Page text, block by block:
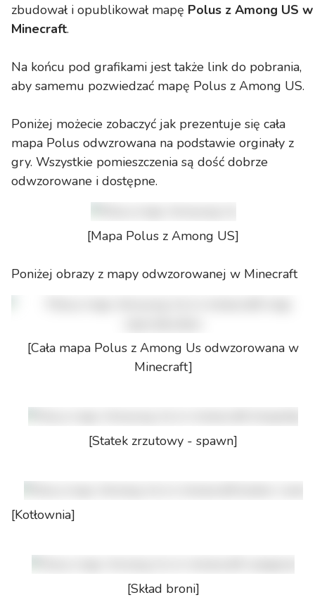
zbudował i opublikował mapę Polus z Among US w
Minecraft.
Na końcu pod grafikami jest także link do pobrania,
aby samemu pozwiedzać mapę Polus z Among US.
Poniżej możecie zobaczyć jak prezentuje się cała
mapa Polus odwzrowana na podstawie orginały z
gry. Wszystkie pomieszczenia są dość dobrze
odwzorowane i dostępne.
[Mapa Polus z Among US]
Poniżej obrazy z mapy odwzorowanej w Minecraft
[Cała mapa Polus z Among Us odwzorowana w
Minecraft]
[Statek zrzutowy - spawn]
[Kotłownia]
[Skład broni]